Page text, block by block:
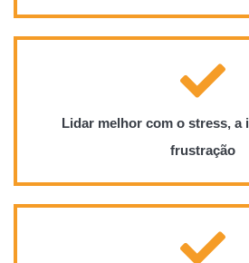
Lidar melhor com o stress, a
frustração